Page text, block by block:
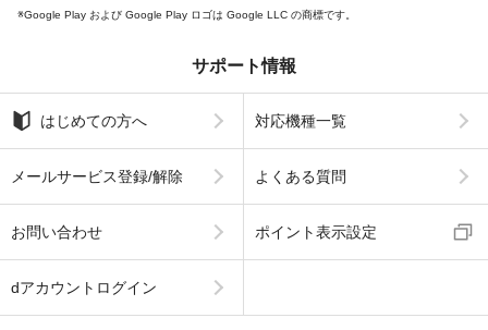
Google Play および Google Play ロゴは Google LLC の商標です。
サポート情報
はじめての方へ 対応機種一覧
メールサービス登録/解除 よくある質問
お問い合わせ ポイント表示設定
dアカウントログイン